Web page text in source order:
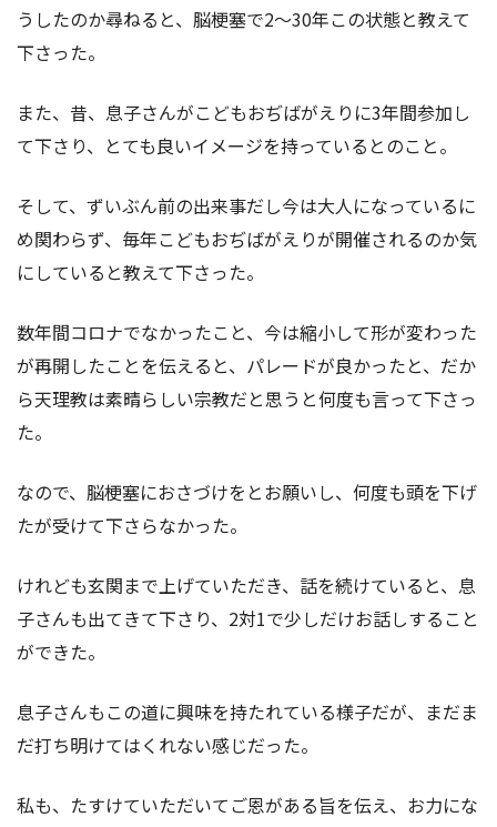
うしたのか尋ねると、脳梗塞で2〜30年この状態と教えて
下さった。
また、昔、息子さんがこどもおぢばがえりに3年間参加し
て下さり、とても良いイメージを持っているとのこと。
そして、ずいぶん前の出来事だし今は大人になっているに
め関わらず、毎年こどもおぢばがえりが開催されるのか気
にしていると教えて下さった。
数年間コロナでなかったこと、今は縮小して形が変わった
が再開したことを伝えると、パレードが良かったと、だか
ら天理教は素晴らしい宗教だと思うと何度も言って下さっ
た。
なので、脳梗塞におさづけをとお願いし、何度も頭を下げ
たが受けて下さらなかった。
けれども玄関まで上げていただき、話を続けていると、息
子さんも出てきて下さり、2対1で少しだけお話しすること
ができた。
息子さんもこの道に興味を持たれている様子だが、まだま
だ打ち明けてはくれない感じだった。
私も、たすけていただいてご恩がある旨を伝え、お力にな